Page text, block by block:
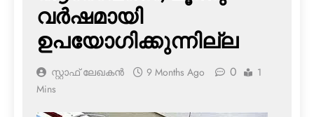
വര്‍ഷമായി
ഉപയോഗിക്കുന്നില്ല
സ്റ്റാഫ് ലേഖകൻ 9 Months Ago 0
1
Mins